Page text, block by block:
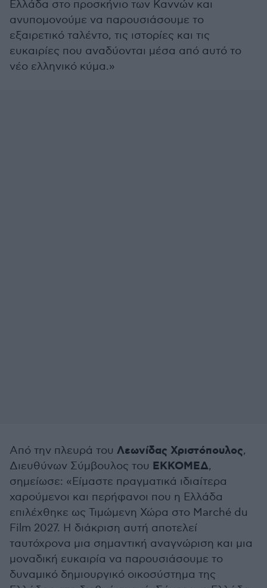
Ελλάδα στο προσκήνιο των Καννών και
ανυπομονούμε να παρουσιάσουμε το
εξαιρετικό ταλέντο, τις ιστορίες και τις
ευκαιρίες που αναδύονται μέσα από αυτό το
νέο ελληνικό κύμα.»
Από την πλευρά του Λεωνίδας Χριστόπουλος,
Διευθύνων Σύμβουλος του ΕΚΚΟΜΕΔ,
σημείωσε: «Είμαστε πραγματικά ιδιαίτερα
χαρούμενοι και περήφανοι που η Ελλάδα
επιλέχθηκε ως Τιμώμενη Χώρα στο Marché du
Film 2027. Η διάκριση αυτή αποτελεί
ταυτόχρονα μια σημαντική αναγνώριση και μια
μοναδική ευκαιρία να παρουσιάσουμε το
δυναμικό δημιουργικό οικοσύστημα της